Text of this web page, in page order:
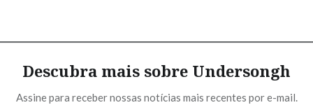
Descubra mais sobre Undersongh
Assine para receber nossas notícias mais recentes por e-mail.